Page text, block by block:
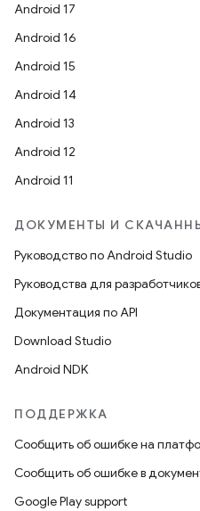
Android 17
Android 16
Android 15
Android 14
Android 13
Android 12
Android 11
ДОКУМЕНТЫ И
Руководство по Android Studio
Руководства для
Документация по API
Download Studio
Android NDK
ПОДДЕРЖКА
Сообщить об ошибке на
Сообщить об ошибке в
Google Play support